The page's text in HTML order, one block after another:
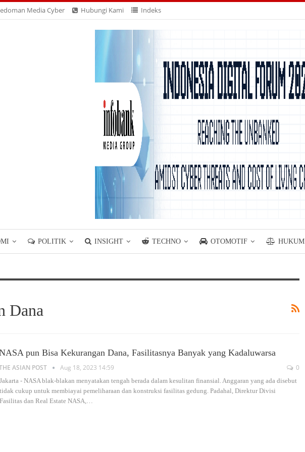
Media Cyber Hubungi Kami Indeks
POLITIK INSIGHT TECHNO OTOMOTIF HUKUM
Dana
pun Bisa Kekurangan Dana, Fasilitasnya Banyak yang Kadaluwarsa
ASIAN POST Aug 18, 2023 14:59 0
Jakarta - NASA blak-blakan menyatakan tengah berada dalam kesulitan finansial. Anggaran yang ada disebut
tidak cukup untuk membiayai pemeliharaan dan konstruksi fasilitas gedung. Padahal, Direktur Divisi
Fasilitas dan Real Estate NASA,…